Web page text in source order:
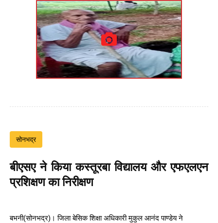
सोनभद्र
बीएसए ने किया कस्तूरबा विद्यालय और एफएलएन
प्रशिक्षण का निरीक्षण
बभनी(सोनभद्र)। जिला बेसिक शिक्षा अधिकारी मुकुल आनंद पाण्डेय ने